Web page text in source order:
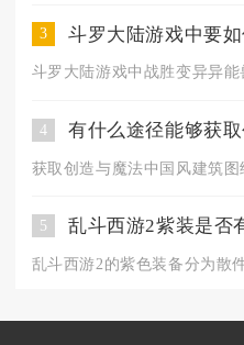
3 斗罗大陆游戏中要
4
5 乱斗西游2紫装是否